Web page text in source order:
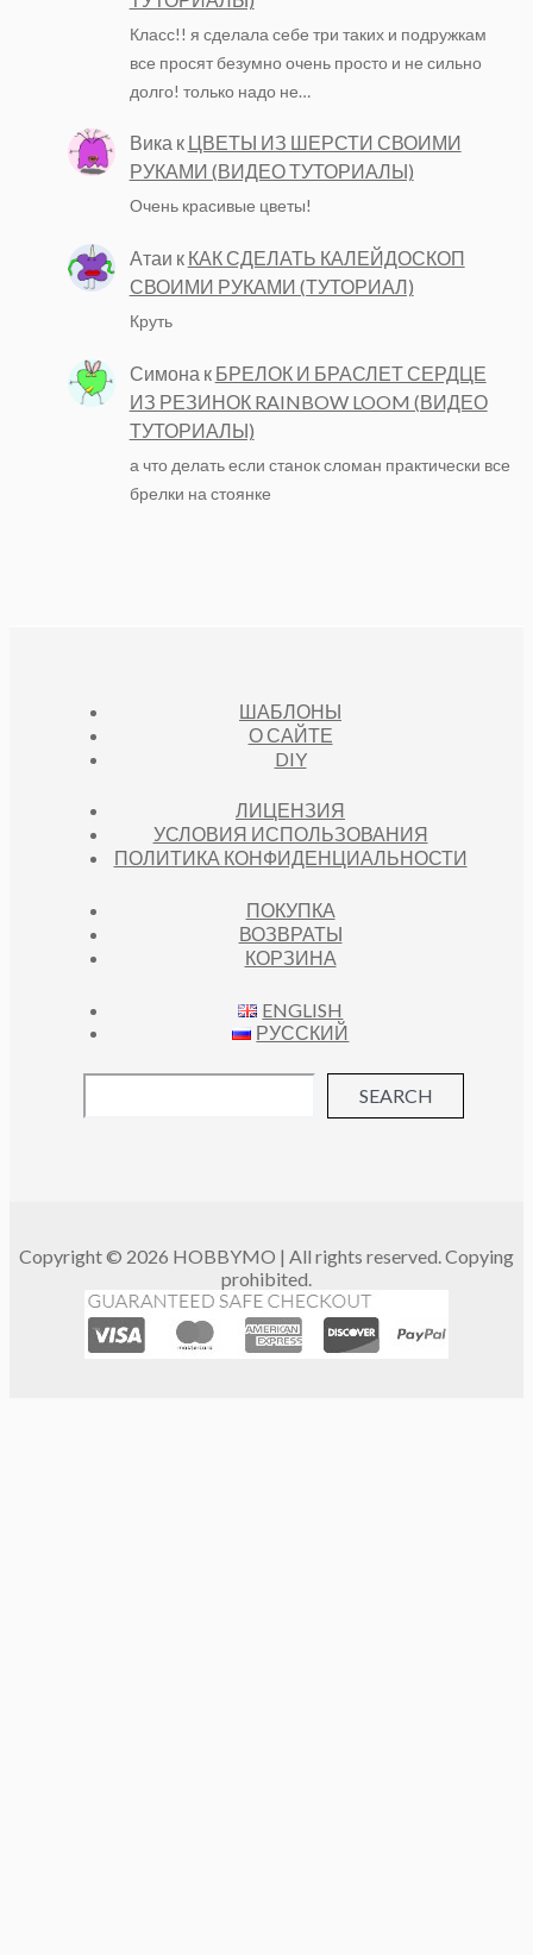
Класс!! я сделала себе три таких и подружкам
все просят безумно очень просто и не сильно
долго! только надо не…
Вика к ЦВЕТЫ ИЗ ШЕРСТИ СВОИМИ
РУКАМИ (ВИДЕО ТУТОРИАЛЫ)
Очень красивые цветы!
Атаи к КАК СДЕЛАТЬ КАЛЕЙДОСКОП
СВОИМИ РУКАМИ (ТУТОРИАЛ)
Круть
Симона к БРЕЛОК И БРАСЛЕТ СЕРДЦЕ
ИЗ РЕЗИНОК RAINBOW LOOM (ВИДЕО
ТУТОРИАЛЫ)
а что делать если станок сломан практически все
брелки на стоянке
ШАБЛОНЫ
О САЙТЕ
DIY
ЛИЦЕНЗИЯ
УСЛОВИЯ ИСПОЛЬЗОВАНИЯ
ПОЛИТИКА КОНФИДЕНЦИАЛЬНОСТИ
ПОКУПКА
ВОЗВРАТЫ
КОРЗИНА
ENGLISH
РУССКИЙ
SEARCH
Copyright © 2026 HOBBYMO | All rights reserved. Copying
prohibited.